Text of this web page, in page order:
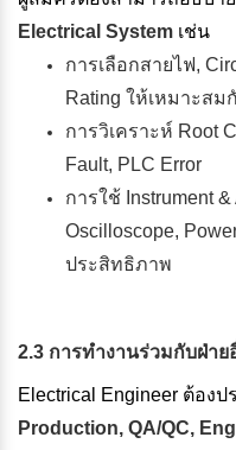
Electrical System เช่น
การเลือกสายไฟ,
Rating ให้เหมาะสม
การวิเคราะห์ Root
Fault, PLC Error
การใช้ Instrument
Oscilloscope,
ประสิทธิภาพ
2.3 การทำงานร่วมกับฝ่าย
Electrical Engineer ต้อง
Production, QA/QC,